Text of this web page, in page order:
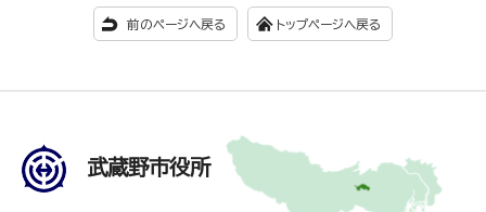
前のページへ戻る トップページへ戻る
武蔵野市役所